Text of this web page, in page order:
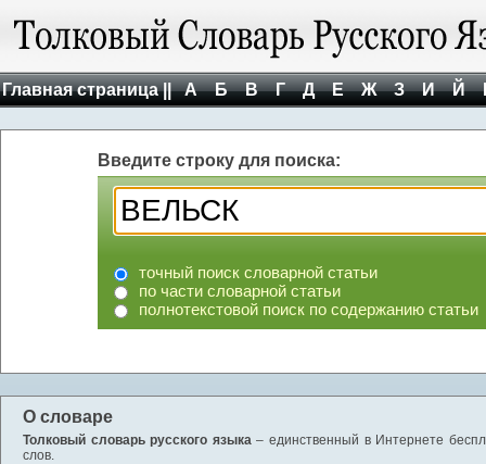
Главная страница || А Б В Г Д Е Ж З И Й
Введите строку для поиска:
точный поиск словарной статьи
по части словарной статьи
полнотекстовой поиск по содержанию статьи
О словаре
Толковый словарь русского языка– единственный в Интернете
слов.